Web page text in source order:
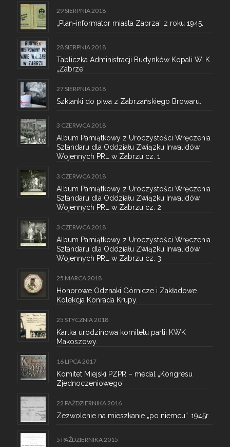
29 SIERPNIA 2018
„Plan-informator miasta Zabrza” z roku 1945.
28 SIERPNIA 2018
Tabliczka Administracji Budynków Kopali W. K.
„Zabrze”.
27 SIERPNIA 2018
Szklanki do piwa z Zabrzańskiego Browaru.
3 CZERWCA 2018
Album Pamiątkowy z Uroczystości Wręczenia
Sztandaru dla Oddziału Związku Inwalidów
Wojennych PRL w Zabrzu cz. 1.
3 CZERWCA 2018
Album Pamiątkowy z Uroczystości Wręczenia
Sztandaru dla Oddziału Związku Inwalidów
Wojennych PRL w Zabrzu cz. 2
3 CZERWCA 2018
Album Pamiątkowy z Uroczystości Wręczenia
Sztandaru dla Oddziału Związku Inwalidów
Wojennych PRL w Zabrzu cz. 3.
25 MARCA 2018
Honorowe Odznaki Górnicze i Zakładowe.
Kolekcja Konrada Krupy.
25 STYCZNIA 2018
Kartka urodzinowa komitetu partii KWK
Makoszowy.
16 LIPCA 2017
Komitet Miejski PZPR – medal „Kongresu
Zjednoczeniowego”.
22 PAŹDZIERNIKA 2016
Zezwolenie na mieszkanie „po niemcu”. 1945r.
5 PAŹDZIERNIKA 2015